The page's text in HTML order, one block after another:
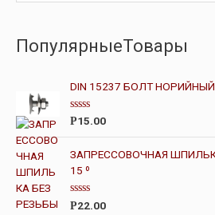
ПопулярныеТовары
DIN 15237 БОЛТ
О
е
н
к
а
и
з
Р15.00
ЗАПРЕССОВОЧНАЯ
15 º
О
Р22.00